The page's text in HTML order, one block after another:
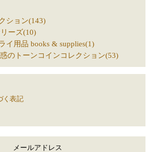
ション(143)
ーズ(10)
イ用品 books & supplies(1)
のトーンコインコレクション(53)
く表記
メールアドレス